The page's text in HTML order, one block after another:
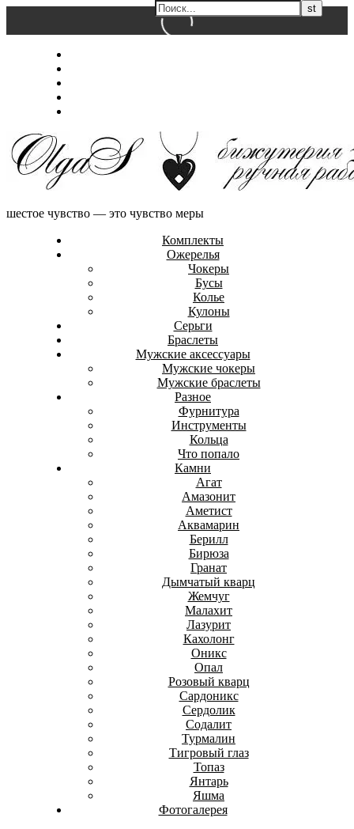
содержимому
шестое чувство — это чувство меры
Комплекты
Ожерелья
Чокеры
Бусы
Колье
Кулоны
Серьги
Браслеты
Мужские аксессуары
Мужские чокеры
Мужские браслеты
Разное
Фурнитура
Инструменты
Кольца
Что попало
Камни
Агат
Амазонит
Аметист
Аквамарин
Берилл
Бирюза
Гранат
Дымчатый кварц
Жемчуг
Малахит
Лазурит
Кахолонг
Оникс
Опал
Розовый кварц
Сардоникс
Сердолик
Содалит
Турмалин
Тигровый глаз
Топаз
Янтарь
Яшма
Фотогалерея